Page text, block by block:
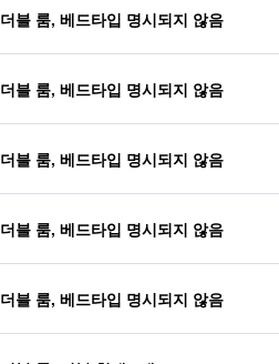
더블 룸, 베드타입 명시되지 않음
더블 룸, 베드타입 명시되지 않음
더블 룸, 베드타입 명시되지 않음
더블 룸, 베드타입 명시되지 않음
더블 룸, 베드타입 명시되지 않음